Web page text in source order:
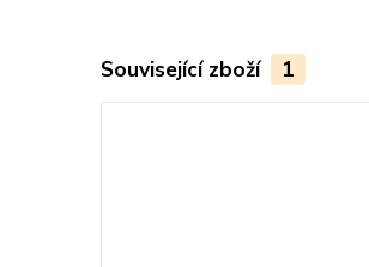
Související zboží 1